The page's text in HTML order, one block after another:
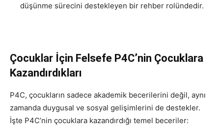
düşünme sürecini destekleyen bir rehber rolündedir.
Çocuklar İçin Felsefe P4C’nin Çocuklara
Kazandırdıkları
P4C, çocukların sadece akademik becerilerini değil, aynı
zamanda duygusal ve sosyal gelişimlerini de destekler.
İşte P4C’nin çocuklara kazandırdığı temel beceriler: